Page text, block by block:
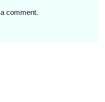
comment.